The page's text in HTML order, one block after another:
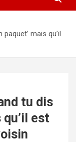
mais qu’il
tu dis
qu’il est